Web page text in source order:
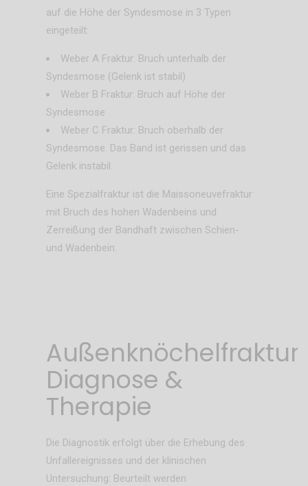
auf die Höhe der Syndesmose in 3 Typen
eingeteilt:
Weber A Fraktur: Bruch unterhalb der
Syndesmose (Gelenk ist stabil)
Weber B Fraktur: Bruch auf Höhe der
Syndesmose
Weber C Fraktur: Bruch oberhalb der
Syndesmose. Das Band ist gerissen und das
Gelenk instabil.
Eine Spezialfraktur ist die Maissoneuvefraktur
mit Bruch des hohen Wadenbeins und
Zerreißung der Bandhaft zwischen Schien-
und Wadenbein.
Außenknöchelfraktur
Diagnose &
Therapie
Die Diagnostik erfolgt über die Erhebung des
Unfallereignisses und der klinischen
Untersuchung: Beurteilt werden